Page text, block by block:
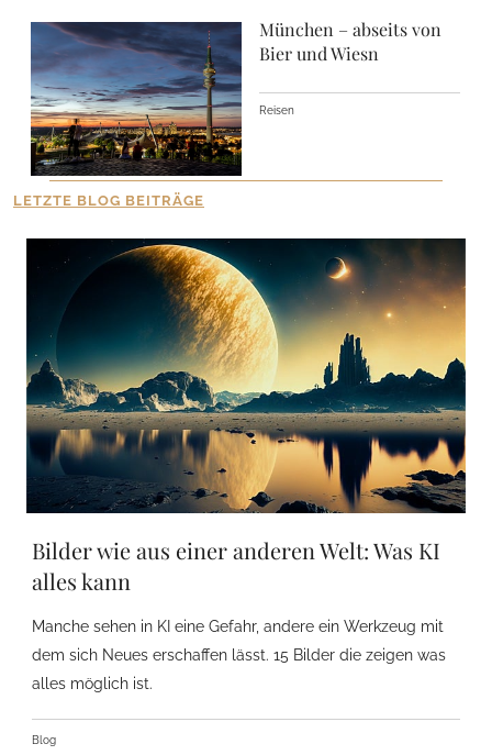
München – abseits von
Bier und Wiesn
Reisen
LETZTE BLOG BEITRÄGE
Bilder wie aus einer anderen Welt: Was KI
alles kann
Manche sehen in KI eine Gefahr, andere ein Werkzeug mit
dem sich Neues erschaffen lässt. 15 Bilder die zeigen was
alles möglich ist.
Blog